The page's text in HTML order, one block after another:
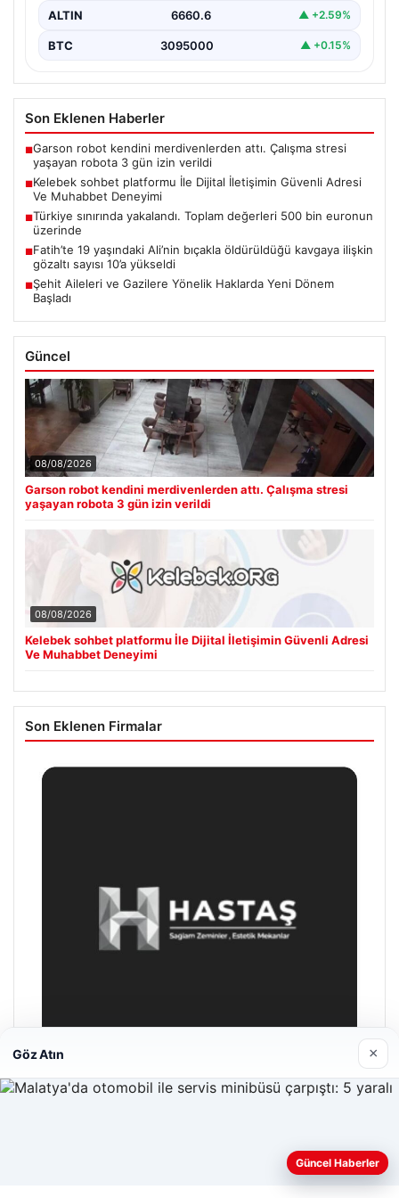
ALTIN 6660.6 ▲ +2.59%
BTC 3095000 ▲ +0.15%
Son Eklenen Haberler
■Garson robot kendini merdivenlerden attı. Çalışma stresi
yaşayan robota 3 gün izin verildi
■Kelebek sohbet platformu İle Dijital İletişimin Güvenli Adresi
Ve Muhabbet Deneyimi
■Türkiye sınırında yakalandı. Toplam değerleri 500 bin euronun
üzerinde
■Fatih’te 19 yaşındaki Ali’nin bıçakla öldürüldüğü kavgaya ilişkin
gözaltı sayısı 10’a yükseldi
■Şehit Aileleri ve Gazilere Yönelik Haklarda Yeni Dönem
Başladı
Güncel
08/08/2026
Garson robot kendini merdivenlerden attı. Çalışma stresi
yaşayan robota 3 gün izin verildi
08/08/2026
Kelebek sohbet platformu İle Dijital İletişimin Güvenli Adresi
Ve Muhabbet Deneyimi
Son Eklenen Firmalar
Web sitemizi nasıl kullandığınızı daha iyi anlayabilmek,
Göz Atın ×
Güncel Haberler